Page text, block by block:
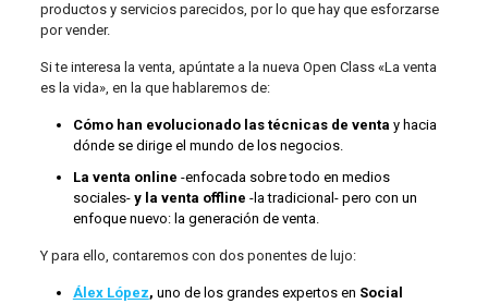
productos y servicios parecidos, por lo que hay que esforzarse
por vender.
Si te interesa la venta, apúntate a la nueva Open Class «La venta
es la vida», en la que hablaremos de:
Cómo han evolucionado las técnicas de venta y hacia
dónde se dirige el mundo de los negocios.
La venta online -enfocada sobre todo en medios
sociales- y la venta offline -la tradicional- pero con un
enfoque nuevo: la generación de venta.
Y para ello, contaremos con dos ponentes de lujo:
Álex López, uno de los grandes expertos en Social